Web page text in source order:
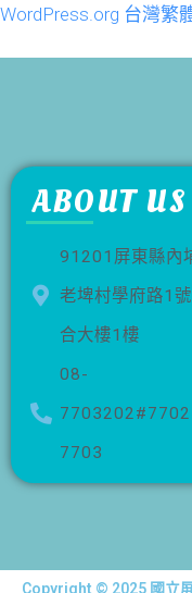
WordPress.org 台灣繁
ABOUT US
91201屏東縣內
老埤村學府路1
合大樓1樓
08-
7703202#7702
7703
Copyright © 2025 國立